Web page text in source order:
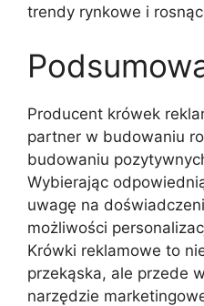
trendy rynkowe i
Producent krówek
partner w budowaniu
budowaniu
Wybierając
uwagę na
możliwości
Krówki reklamowe to
przekąska, ale przede
narzędzie